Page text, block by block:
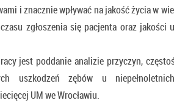
i znacznie wpływać na jakość życia w
zgłoszenia się pacjenta oraz
jest poddanie analizie przyczyn,
uszkodzeń zębów u
UM we Wrocławiu.